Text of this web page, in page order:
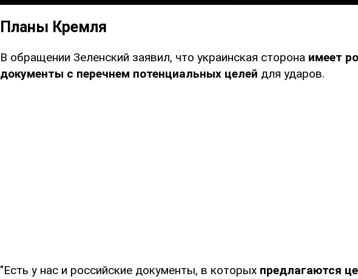
Планы Кремля
В обращении Зеленский заявил, что украинская сторона имеет
документы с перечнем потенциальных целей для ударов.
"Есть у нас и российские документы, в которых предлагаются